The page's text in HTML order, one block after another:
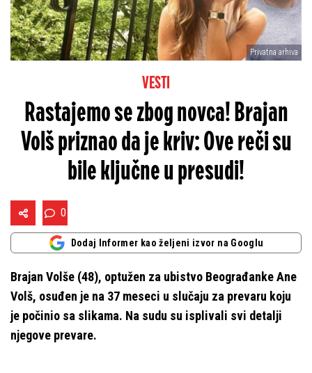
Privatna arhiva
VESTI
Rastajemo se zbog novca! Brajan
Volš priznao da je kriv: Ove reči su
bile ključne u presudi!
0
Dodaj Informer kao željeni izvor na Googlu
Brajan Volše (48), optužen za ubistvo Beograđanke Ane
Volš, osuđen je na 37 meseci u slučaju za prevaru koju
je počinio sa slikama. Na sudu su isplivali svi detalji
njegove prevare.